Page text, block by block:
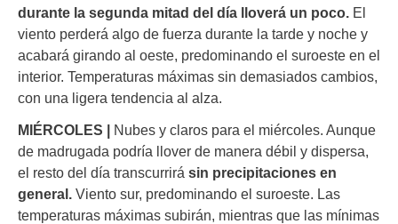
durante la segunda mitad del día lloverá un poco. El
viento perderá algo de fuerza durante la tarde y noche y
acabará girando al oeste, predominando el suroeste en el
interior. Temperaturas máximas sin demasiados cambios,
con una ligera tendencia al alza.
MIÉRCOLES | Nubes y claros para el miércoles. Aunque
de madrugada podría llover de manera débil y dispersa,
el resto del día transcurrirá sin precipitaciones en
general. Viento sur, predominando el suroeste. Las
temperaturas máximas subirán, mientras que las mínimas